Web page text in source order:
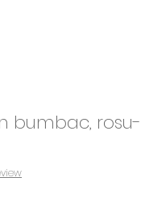
bumbac, rosu-